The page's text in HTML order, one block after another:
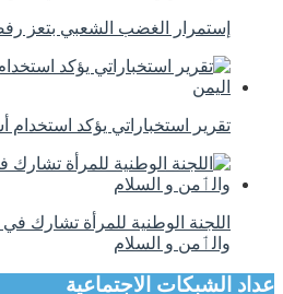
إستمرار الغضب الشعبي بتعز
تقرير استخباراتي يؤكد
اللجنة الوطنية للمرأة تشارك
والٲمن و السلام
عداد الشبكات الاجتماعية